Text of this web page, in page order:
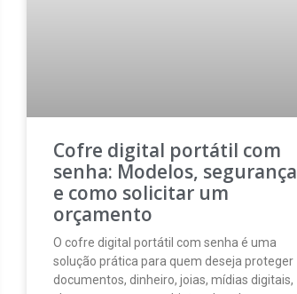
Cofre digital portátil com
senha: Modelos, segurança
e como solicitar um
orçamento
O cofre digital portátil com senha é uma
solução prática para quem deseja proteger
documentos, dinheiro, joias, mídias digitais,